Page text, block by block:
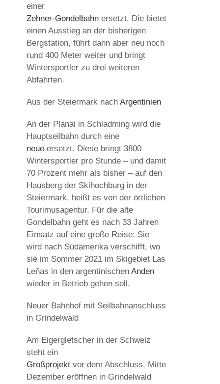
einer
Zehner-Gondelbahn ersetzt. Die bietet
einen Ausstieg an der bisherigen
Bergstation, führt dann aber neu noch
rund 400 Meter weiter und bringt
Wintersportler zu drei weiteren
Abfahrten.
Aus der Steiermark nach Argentinien
An der Planai in Schladming wird die
Hauptseilbahn durch eine
neue ersetzt. Diese bringt 3800
Wintersportler pro Stunde – und damit
70 Prozent mehr als bisher – auf den
Hausberg der Skihochburg in der
Steiermark, heißt es von der örtlichen
Tourimusagentur. Für die alte
Gondelbahn geht es nach 33 Jahren
Einsatz auf eine große Reise: Sie
wird nach Südamerika verschifft, wo
sie im Sommer 2021 im Skigebiet Las
Leñas in den argentinischen Anden
wieder in Betrieb gehen soll.
Neuer Bahnhof mit Seilbahnanschluss
in Grindelwald
Am Eigergletscher in der Schweiz
steht ein
Großprojekt vor dem Abschluss. Mitte
Dezember eröffnen in Grindelwald